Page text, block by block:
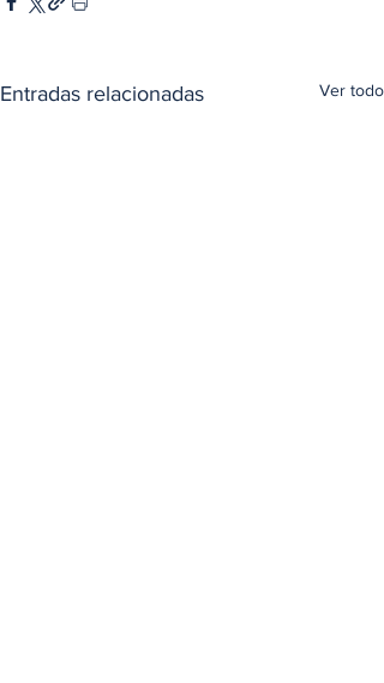
Entradas relacionadas Ver todo